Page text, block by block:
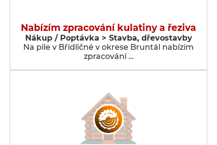
Nabízím zpracování kulatiny a řeziva
Nákup / Poptávka > Stavba, dřevostavby
Na pile v Břidličné v okrese Bruntál nabízím
zpracování …